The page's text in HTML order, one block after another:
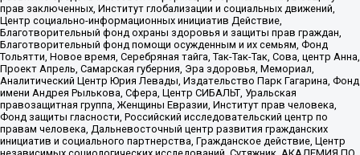
прав заключенных, Институт глобализации и социальных движений,
Центр социально-информационных инициатив Действие,
Благотворительный фонд охраны здоровья и защиты прав граждан,
Благотворительный фонд помощи осужденным и их семьям, Фонд
Тольятти, Новое время, Серебряная тайга, Так-Так-Так, Сова, центр Анна,
Проект Апрель, Самарская губерния, Эра здоровья, Мемориал,
Аналитический Центр Юрия Левады, Издательство Парк Гагарина, Фонд
имени Андрея Рылькова, Сфера, Центр СИБАЛЬТ, Уральская
правозащитная группа, Женщины Евразии, Институт прав человека,
Фонд защиты гласности, Российский исследовательский центр по
правам человека, Дальневосточный центр развития гражданских
инициатив и социального партнерства, Гражданское действие, Центр